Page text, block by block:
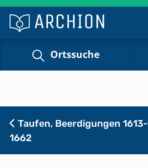
Ortssuche
Taufen, Beerdigungen
1662